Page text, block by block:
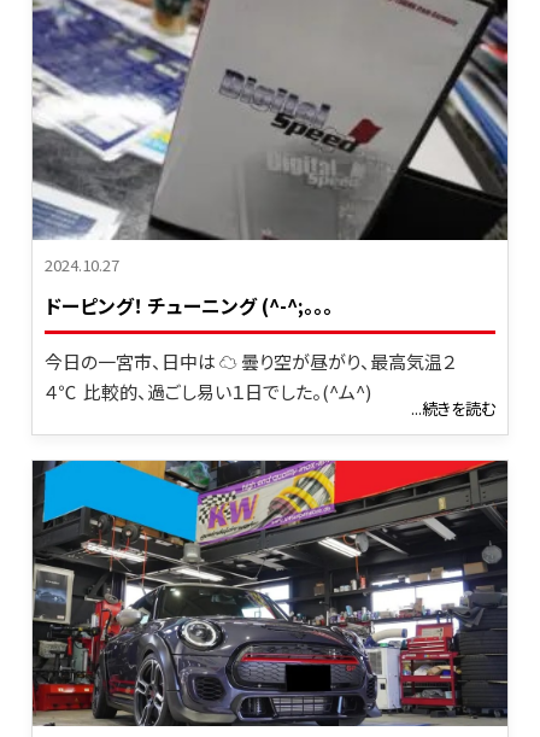
2024.10.27
ドーピング！ チューニング (^-^;。。。
今日の一宮市、日中は ☁ 曇り空が昼がり、最高気温２
４℃ 比較的、過ごし易い１日でした。(^ム^)
...続きを読む